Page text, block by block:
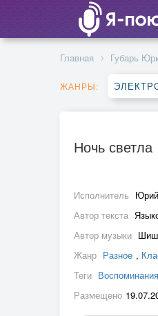
Главная Губарь
ЖАНРЫ:
Ночь светла
Исполнитель
Автор текста
Автор музыки
Жанр Разное ,
Теги Воспоминания
Размещено